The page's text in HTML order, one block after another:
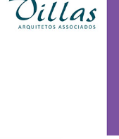
VILLAS